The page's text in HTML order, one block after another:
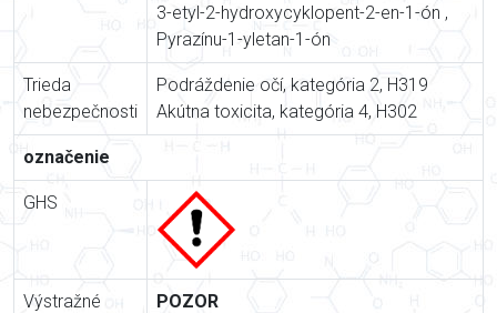
3-etyl-2-hydroxycyklopent-2-en-1-ón ,
Pyrazínu-1-yletan-1-ón
Trieda
nebezpečnosti
Podráždenie očí, kategória 2, H319
Akútna toxicita, kategória 4, H302
označenie
GHS
Výstražné
POZOR